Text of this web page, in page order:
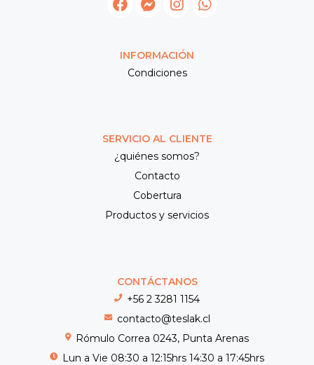
INFORMACIÓN
Condiciones
SERVICIO AL CLIENTE
¿quiénes somos?
Contacto
Cobertura
Productos y servicios
CONTÁCTANOS
+56 2 3281 1154
contacto@teslak.cl
Rómulo Correa 0243, Punta Arenas
Lun a Vie 08:30 a 12:15hrs 14:30 a 17:45hrs